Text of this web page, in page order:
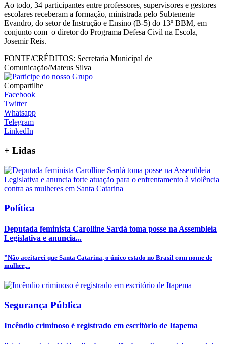
Ao todo, 34 participantes entre professores, supervisores e gestores
escolares receberam a formação, ministrada pelo Subtenente
Evandro, do setor de Instrução e Ensino (B-5) do 13º BBM, em
conjunto com o diretor do Programa Defesa Civil na Escola,
Josemir Reis.
FONTE/CRÉDITOS: Secretaria Municipal de
Comunicação/Mateus Silva
Compartilhe
Facebook
Twitter
Whatsapp
Telegram
LinkedIn
+ Lidas
Política
Deputada feminista Carolline Sardá toma posse na Assembleia
Legislativa e anuncia...
”Não aceitarei que Santa Catarina, o único estado no Brasil com nome de
mulher,...
Segurança Pública
Incêndio criminoso é registrado em escritório de Itapema